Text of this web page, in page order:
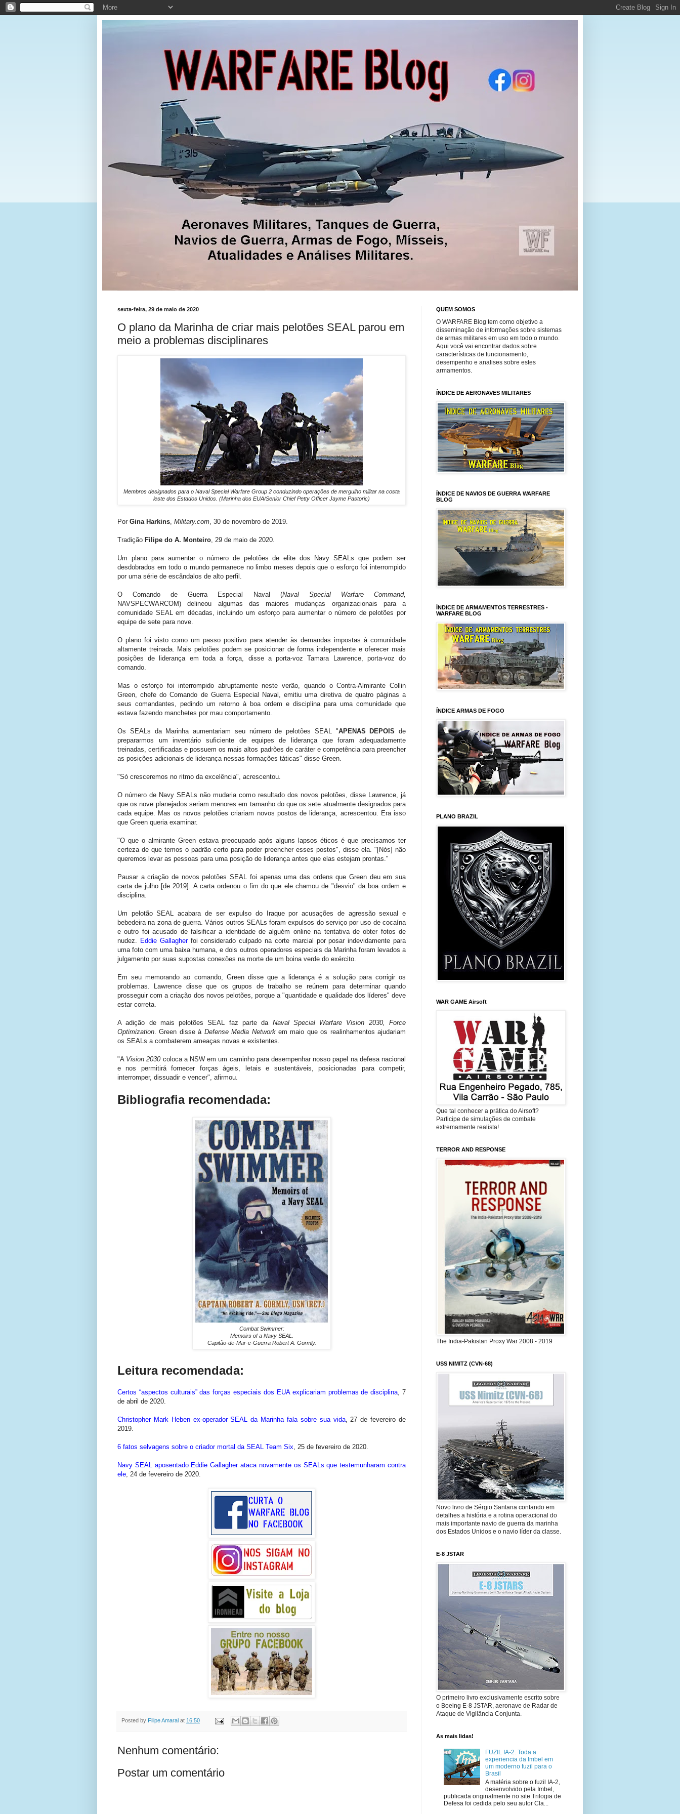
sexta-feira, 29 de maio de 2020
O plano da Marinha de criar mais pelotões SEAL parou em
meio a problemas disciplinares
Membros designados para o Naval Special Warfare Group 2 conduzindo operações de mergulho militar na costa
leste dos Estados Unidos. (Marinha dos EUA/Senior Chief Petty Officer Jayme Pastoric)
Por Gina Harkins, Military.com, 30 de novembro de 2019.
Tradição Filipe do A. Monteiro, 29 de maio de 2020.
Um plano para aumentar o número de pelotões de elite dos Navy SEALs que podem ser
desdobrados em todo o mundo permanece no limbo meses depois que o esforço foi interrompido
por uma série de escândalos de alto perfil.
O Comando de Guerra Especial Naval (Naval Special Warfare Command,
NAVSPECWARCOM) delineou algumas das maiores mudanças organizacionais para a
comunidade SEAL em décadas, incluindo um esforço para aumentar o número de pelotões por
equipe de sete para nove.
O plano foi visto como um passo positivo para atender às demandas impostas à comunidade
altamente treinada. Mais pelotões podem se posicionar de forma independente e oferecer mais
posições de liderança em toda a força, disse a porta-voz Tamara Lawrence, porta-voz do
comando.
Mas o esforço foi interrompido abruptamente neste verão, quando o Contra-Almirante Collin
Green, chefe do Comando de Guerra Especial Naval, emitiu uma diretiva de quatro páginas a
seus comandantes, pedindo um retorno à boa ordem e disciplina para uma comunidade que
estava fazendo manchetes por mau comportamento.
Os SEALs da Marinha aumentariam seu número de pelotões SEAL "APENAS DEPOIS de
prepararmos um inventário suficiente de equipes de liderança que foram adequadamente
treinadas, certificadas e possuem os mais altos padrões de caráter e competência para preencher
as posições adicionais de liderança nessas formações táticas" disse Green.
"Só cresceremos no ritmo da excelência", acrescentou.
O número de Navy SEALs não mudaria como resultado dos novos pelotões, disse Lawrence, já
que os nove planejados seriam menores em tamanho do que os sete atualmente designados para
cada equipe. Mas os novos pelotões criariam novos postos de liderança, acrescentou. Era isso
que Green queria examinar.
"O que o almirante Green estava preocupado após alguns lapsos éticos é que precisamos ter
certeza de que temos o padrão certo para poder preencher esses postos", disse ela. "[Nós] não
queremos levar as pessoas para uma posição de liderança antes que elas estejam prontas."
Pausar a criação de novos pelotões SEAL foi apenas uma das ordens que Green deu em sua
carta de julho [de 2019]. A carta ordenou o fim do que ele chamou de "desvio" da boa ordem e
disciplina.
Um pelotão SEAL acabara de ser expulso do Iraque por acusações de agressão sexual e
bebedeira na zona de guerra. Vários outros SEALs foram expulsos do serviço por uso de cocaína
e outro foi acusado de falsificar a identidade de alguém online na tentativa de obter fotos de
nudez. Eddie Gallagherfoi considerado culpado na corte marcial por posar indevidamente para
uma foto com uma baixa humana, e dois outros operadores especiais da Marinha foram levados a
julgamento por suas supostas conexões na morte de um boina verde do exército.
Em seu memorando ao comando, Green disse que a liderança é a solução para corrigir os
problemas. Lawrence disse que os grupos de trabalho se reúnem para determinar quando
prosseguir com a criação dos novos pelotões, porque a "quantidade e qualidade dos líderes" deve
estar correta.
A adição de mais pelotões SEAL faz parte da Naval Special Warfare Vision 2030, Force
Optimization. Green disse à Defense Media Networkem maio que os realinhamentos ajudariam
os SEALs a combaterem ameaças novas e existentes.
"A Vision 2030 coloca a NSW em um caminho para desempenhar nosso papel na defesa nacional
e nos permitirá fornecer forças ágeis, letais e sustentáveis, posicionadas para competir,
interromper, dissuadir e vencer", afirmou.
Bibliografia recomendada:
Combat Swimmer:
Memoirs of a Navy SEAL.
Capitão-de-Mar-e-Guerra Robert A. Gormly.
Leitura recomendada:
Certos “aspectos culturais” das forças especiais dos EUA explicariam problemas de disciplina ,7
de abril de 2020.
Christopher Mark Heben ex-operador SEAL da Marinha fala sobre sua vida, 27 de fevereiro de
2019.
6 fatos selvagens sobre o criador mortal da SEAL Team Six 25 de fevereiro de 2020.
Navy SEAL aposentado Eddie Gallagher ataca novamente os SEALs que testemunharam contra
ele 24 de fevereiro de 2020.
Posted by Filipe Amaral at 16:50
Nenhum comentário:
Postar um comentário
QUEM SOMOS
O WARFARE Blog tem como objetivo a
disseminação de informações sobre sistemas
de armas militares em uso em todo o mundo.
Aqui você vai encontrar dados sobre
características de funcionamento,
desempenho e analises sobre estes
armamentos.
ÍNDICE DE AERONAVES MILITARES
ÍNDICE DE NAVIOS DE GUERRA WARFARE
BLOG
ÍNDICE DE ARMAMENTOS TERRESTRES -
WARFARE BLOG
ÍNDICE ARMAS DE FOGO
PLANO BRAZIL
WAR GAME Airsoft
Que tal conhecer a prática do Airsoft?
Participe de simulações de combate
extremamente realista!
TERROR AND RESPONSE
The India-Pakistan Proxy War 2008 - 2019
USS NIMITZ (CVN-68)
Novo livro de Sérgio Santana contando em
detalhes a história e a rotina operacional do
mais importante navio de guerra da marinha
dos Estados Unidos e o navio líder da classe.
E-8 JSTAR
O primeiro livro exclusivamente escrito sobre
o Boeing E-8 JSTAR, aeronave de Radar de
Ataque de Vigilância Conjunta.
As mais lidas!
FUZIL IA-2. Toda a
experiencia da Imbel em
um moderno fuzil para o
Brasil
A matéria sobre o fuzil IA-2,
desenvolvido pela Imbel,
publicada originalmente no site Trilogia de
Defesa foi cedida pelo seu autor Cla...